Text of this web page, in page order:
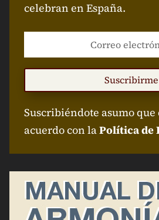
celebran en España.
Suscribirme
Suscribiéndote asumo que
acuerdo con laPolítica de